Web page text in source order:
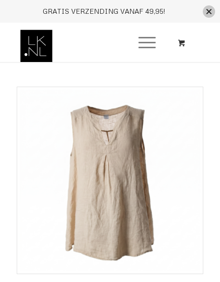
GRATIS VERZENDING VANAF 49,95!